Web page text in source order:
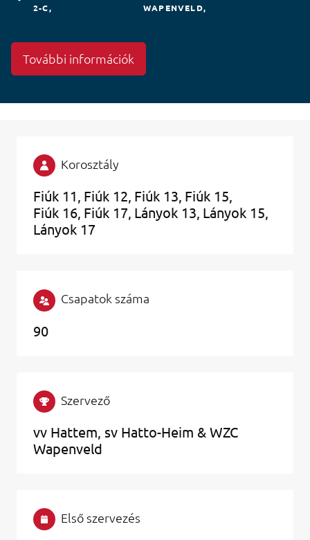
2-C
WAPENVELD
További információk
Korosztály
Fiúk 11 Fiúk 12 Fiúk 13 Fiúk 15
Fiúk 16 Fiúk 17 Lányok 13 Lányok 15
Lányok 17
Csapatok száma
90
Szervező
vv Hattem, sv Hatto-Heim & WZC
Wapenveld
Első szervezés